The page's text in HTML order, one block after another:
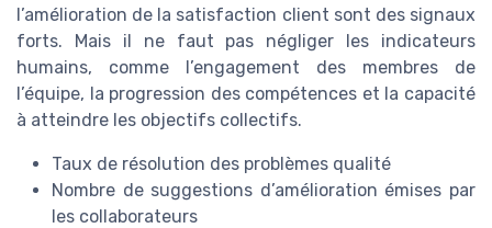
l’amélioration de la satisfaction client sont des signaux
forts. Mais il ne faut pas négliger les indicateurs
humains, comme l’engagement des membres de
l’équipe, la progression des compétences et la capacité
à atteindre les objectifs collectifs.
Taux de résolution des problèmes qualité
Nombre de suggestions d’amélioration émises par
les collaborateurs